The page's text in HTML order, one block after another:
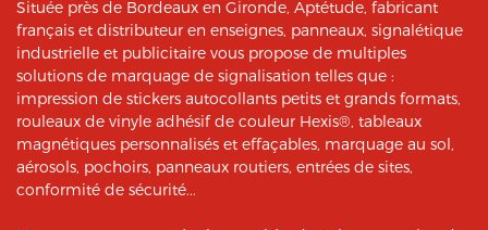
Située près de Bordeaux en Gironde, Aptétude, fabricant
français et distributeur en enseignes, panneaux, signalétique
industrielle et publicitaire vous propose de multiples
solutions de marquage de signalisation telles que :
impression de stickers autocollants petits et grands formats,
rouleaux de vinyle adhésif de couleur Hexis®, tableaux
magnétiques personnalisés et effaçables, marquage au sol,
aérosols, pochoirs, panneaux routiers, entrées de sites,
conformité de sécurité...